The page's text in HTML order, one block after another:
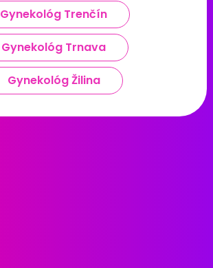
Gynekológ Trenčín
Gynekológ Trnava
Gynekológ Žilina